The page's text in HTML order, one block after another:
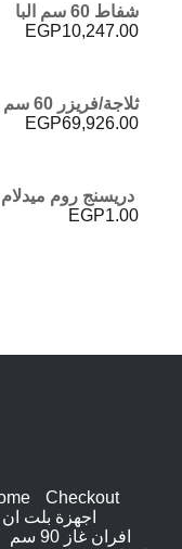
شفاط 60 سم البا
EGP10,247.00
ثلاجة/فريزر 60 سم جورنيا
EGP69,926.00
دريسنج روم ميدلام
EGP1.00
Checkout
اجهزة بلت ان
افران غاز 90 سم